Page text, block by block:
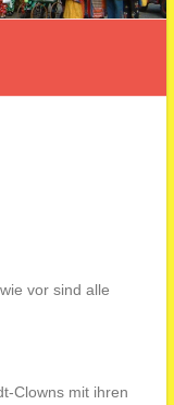
vor sind alle
Clowns mit ihren